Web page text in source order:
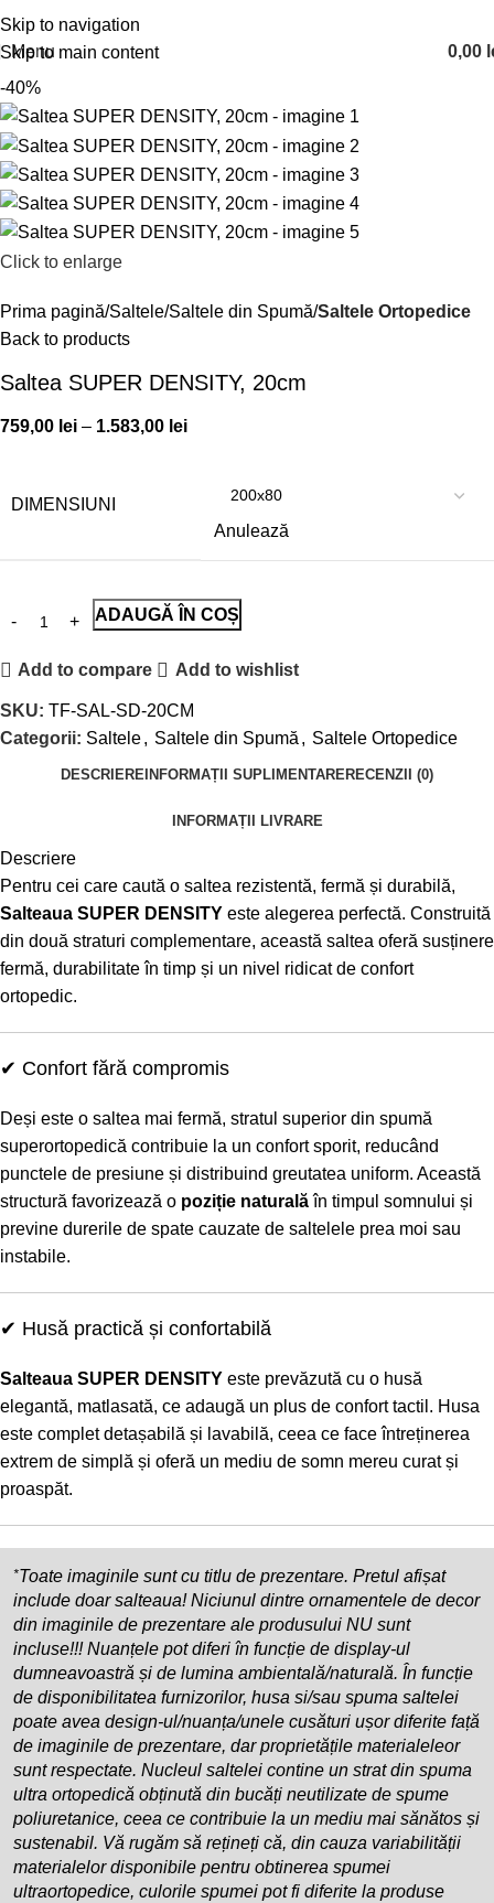
Skip to navigation
Skip to main content
Menu 0,00
-40%
Click to enlarge
Prima pagină Saltele Saltele din Spumă Saltele Ortopedice
Back to products
Saltea SUPER DENSITY, 20cm
759,00 lei – 1.583,00 lei
DIMENSIUNI
Anulează
ADAUGĂ ÎN COȘ
Add to compare Add to wishlist
SKU: TF-SAL-SD-20CM
Categorii: Saltele, Saltele din Spumă , Saltele Ortopedice
DESCRIERE INFORMAȚII SUPLIMENTARERECENZII (0)
INFORMAȚII LIVRARE
Descriere
Pentru cei care caută o saltea rezistentă, fermă și durabilă,
Salteaua SUPER DENSITY este alegerea perfectă. Construită
din două straturi complementare, această saltea oferă susținere
fermă, durabilitate în timp și un nivel ridicat de confort
ortopedic.
✔ Confort fără compromis
Deși este o saltea mai fermă, stratul superior din spumă
superortopedică contribuie la un confort sporit, reducând
punctele de presiune și distribuind greutatea uniform. Această
structură favorizează o poziție naturalăîn timpul somnului și
previne durerile de spate cauzate de saltelele prea moi sau
instabile.
✔ Husă practică și confortabilă
Salteaua SUPER DENSITY este prevăzută cu o husă
elegantă, matlasată, ce adaugă un plus de confort tactil. Husa
este complet detașabilă și lavabilă, ceea ce face întreținerea
extrem de simplă și oferă un mediu de somn mereu curat și
proaspăt.
*Toate imaginile sunt cu titlu de prezentare. Pretul afișat
include doar salteaua! Niciunul dintre ornamentele de decor
din imaginile de prezentare ale produsului NU sunt
incluse!!! Nuanțele pot diferi în funcție de display-ul
dumneavoastră și de lumina ambientală/naturală. În funcție
de disponibilitatea furnizorilor, husa si/sau spuma saltelei
poate avea design-ul/nuanța/unele cusături ușor diferite față
de imaginile de prezentare, dar proprietățile materialeleor
sunt respectate. Nucleul saltelei contine un strat din spuma
ultra ortopedică obținută din bucăți neutilizate de spume
poliuretanice, ceea ce contribuie la un mediu mai sănătos și
sustenabil. Vă rugăm să rețineți că, din cauza variabilității
materialelor disponibile pentru obtinerea spumei
ultraortopedice, culorile spumei pot fi diferite la produse